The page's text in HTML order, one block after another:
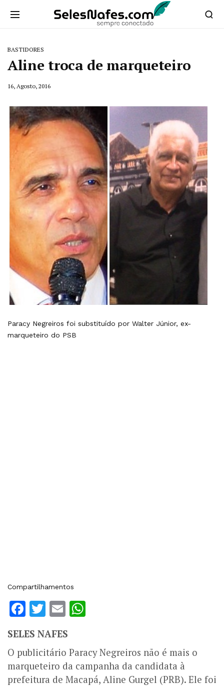
BASTIDORES
Aline troca de marqueteiro
16, Agosto, 2016
Paracy Negreiros foi substituído por Walter Júnior, ex-
marqueteiro do PSB
Compartilhamentos
Facebook
Twitter
Email
SELES NAFES
O publicitário Paracy Negreiros não é mais o
marqueteiro da campanha da candidata à
prefeitura de Macapá, Aline Gurgel (PRB). Ele foi